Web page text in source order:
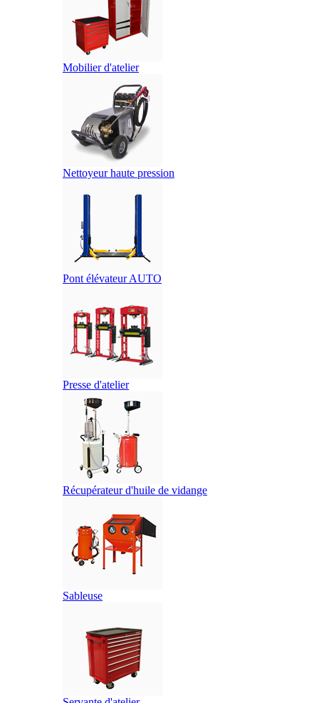
Mobilier d'atelier
Nettoyeur haute pression
Pont élévateur AUTO
Presse d'atelier
Récupérateur d'huile de vidange
Sableuse